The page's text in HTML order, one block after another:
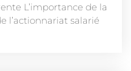
L’importance de la
l’actionnariat salarié